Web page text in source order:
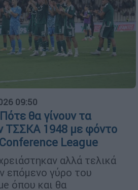
09:50
θα γίνουν τα
ΤΣΣΚΑ 1948 με φόντο
League
αλλά τελικά
επόμενο γύρο του
όπου και θα